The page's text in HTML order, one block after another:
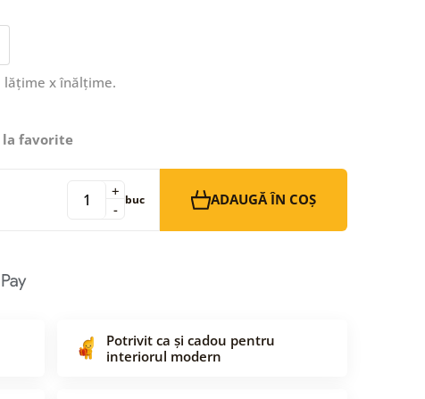
lățime x înălțime.
la favorite
-
+ buc ADAUGĂ ÎN COȘ
Potrivit ca și cadou pentru
interiorul modern